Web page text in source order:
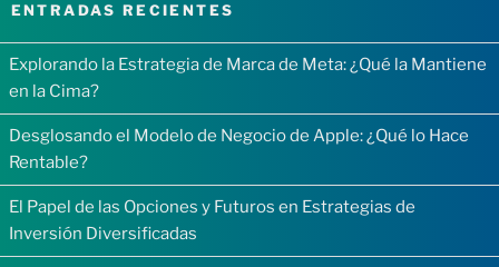
ENTRADAS RECIENTES
Explorando la Estrategia de Marca de Meta: ¿Qué la Mantiene
en la Cima?
Desglosando el Modelo de Negocio de Apple: ¿Qué lo Hace
Rentable?
El Papel de las Opciones y Futuros en Estrategias de
Inversión Diversificadas